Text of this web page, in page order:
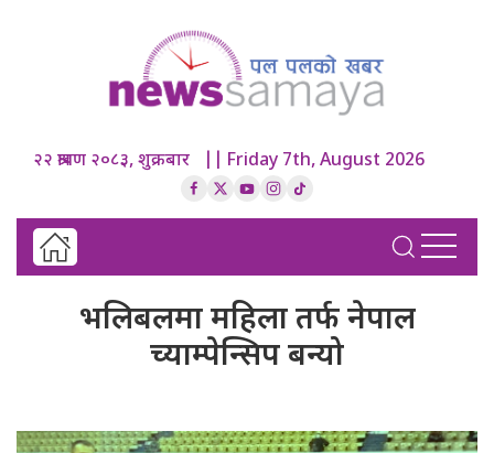
२२ श्रावण २०८३, शुक्रबार || Friday 7th, August 2026
भलिबलमा महिला तर्फ नेपाल
च्याम्पेन्सिप बन्यो